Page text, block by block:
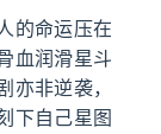
的命运压在
血润滑星斗
非逆袭，
下自己星图